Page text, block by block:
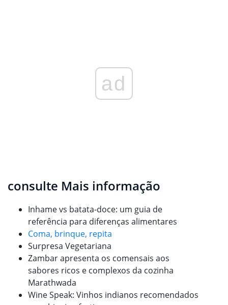
ad
consulte Mais informação
Inhame vs batata-doce: um guia de
referência para diferenças alimentares
Coma, brinque, repita
Surpresa Vegetariana
Zambar apresenta os comensais aos
sabores ricos e complexos da cozinha
Marathwada
Wine Speak: Vinhos indianos recomendados